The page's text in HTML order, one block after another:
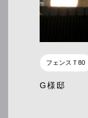
フェンスＴ80
G様邸